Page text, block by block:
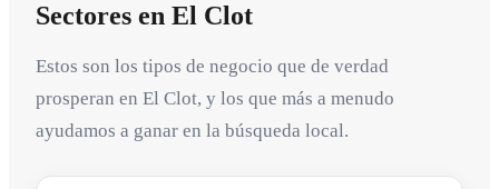
Sectores en El Clot
Estos son los tipos de negocio que de verdad
prosperan en El Clot, y los que más a menudo
ayudamos a ganar en la búsqueda local.